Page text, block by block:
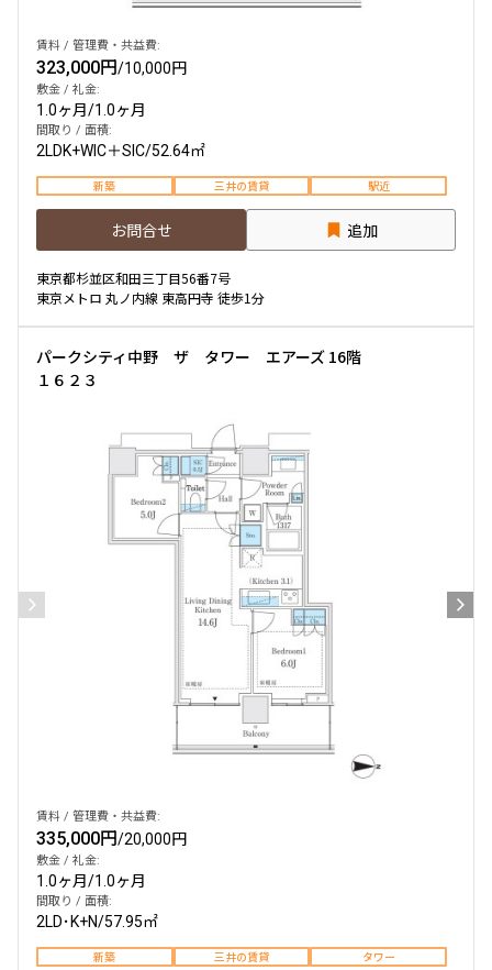
賃料 / 管理費・共益費:
323,000円/10,000円
敷金 / 礼金:
1.0ヶ月/1.0ヶ月
間取り / 面積:
2LDK+WIC＋SIC/52.64㎡
新築 三井の賃貸 駅近
お問合せ 追加
東京都杉並区和田三丁目56番7号
東京メトロ 丸ノ内線 東高円寺 徒歩1分
パークシティ中野 ザ タワー エアーズ 16階
１６２３
賃料 / 管理費・共益費:
335,000円/20,000円
敷金 / 礼金:
1.0ヶ月/1.0ヶ月
間取り / 面積:
2LD･K+N/57.95㎡
新築 三井の賃貸 タワー